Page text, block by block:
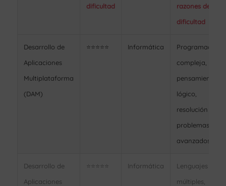
dificultad
razones de
dificultad
Desarrollo de
Aplicaciones
Multiplataforma
(DAM)
⭐⭐⭐⭐⭐ Informática
Programación
compleja,
pensamiento
lógico,
resolución de
problemas
avanzados
Desarrollo de
Aplicaciones
⭐⭐⭐⭐⭐ Informática
Lenguajes
múltiples,